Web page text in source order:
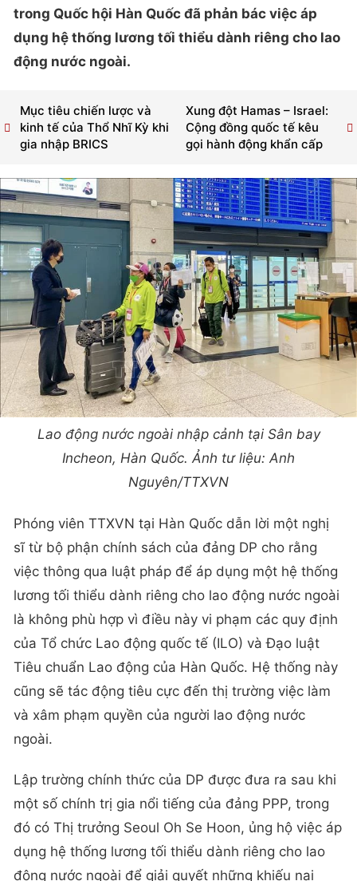
trong Quốc hội Hàn Quốc đã phản bác việc áp
dụng hệ thống lương tối thiểu dành riêng cho lao
động nước ngoài.
Xung đột Hamas – Israel:
Cộng đồng quốc tế kêu
gọi hành động khẩn cấp
Mục tiêu chiến lược và
kinh tế của Thổ Nhĩ Kỳ khi
gia nhập BRICS
Lao động nước ngoài nhập cảnh tại Sân bay
Incheon, Hàn Quốc. Ảnh tư liệu: Anh
Nguyên/TTXVN
Phóng viên TTXVN tại Hàn Quốc dẫn lời một nghị
sĩ từ bộ phận chính sách của đảng DP cho rằng
việc thông qua luật pháp để áp dụng một hệ thống
lương tối thiểu dành riêng cho lao động nước ngoài
là không phù hợp vì điều này vi phạm các quy định
của Tổ chức Lao động quốc tế (ILO) và Đạo luật
Tiêu chuẩn Lao động của Hàn Quốc. Hệ thống này
cũng sẽ tác động tiêu cực đến thị trường việc làm
và xâm phạm quyền của người lao động nước
ngoài.
Lập trường chính thức của DP được đưa ra sau khi
một số chính trị gia nổi tiếng của đảng PPP, trong
đó có Thị trưởng Seoul Oh Se Hoon, ủng hộ việc áp
dụng hệ thống lương tối thiểu dành riêng cho lao
động nước ngoài để giải quyết những khiếu nại